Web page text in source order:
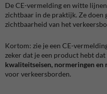
De CE-vermelding en witte
zichtbaar in de praktijk. Ze doen
zichtbaarheid van het
Kortom: zie je een CE-
zeker dat je een product hebt
kwaliteitseisen, normeringen en
voor verkeersborden.